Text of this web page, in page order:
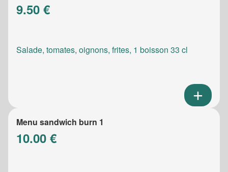
9.50 €
Salade, tomates, oignons, frites, 1 boisson 33 cl
Menu sandwich burn 1
10.00 €